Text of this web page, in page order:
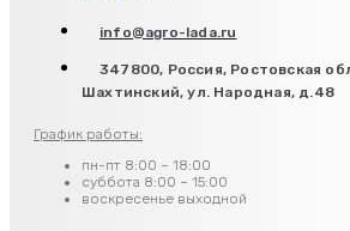
info@agro-lada.ru
347800, Россия, Ростовская
Шахтинский, ул. Народная, д.48
График работы:
пн-пт 8:00 – 18:00
суббота 8:00 – 15:00
воскресенье выходной